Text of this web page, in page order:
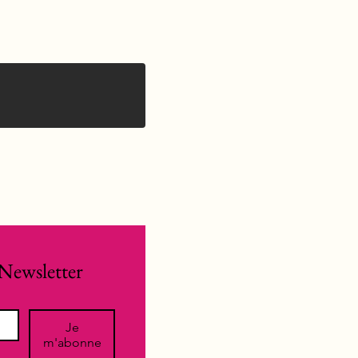
Je
m'abonne